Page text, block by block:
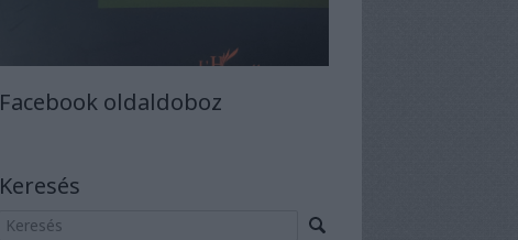
Facebook oldaldoboz
Keresés